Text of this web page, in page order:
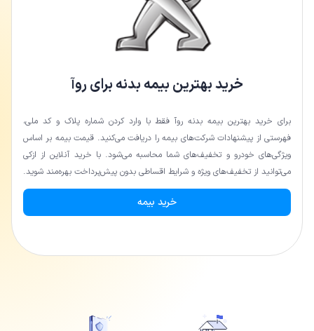
خرید بهترین بیمه بدنه برای روآ
برای خرید بهترین بیمه بدنه روآ فقط با وارد کردن شماره پلاک و کد ملی،
فهرستی از پیشنهادات شرکت‌های بیمه را دریافت می‌کنید. قیمت بیمه بر اساس
ویژگی‌های خودرو و تخفیف‌های شما محاسبه می‌شود. با خرید آنلاین از ازکی
می‌توانید از تخفیف‌های ویژه و شرایط اقساطی بدون پیش‌پرداخت بهره‌مند شوید.
خرید بیمه